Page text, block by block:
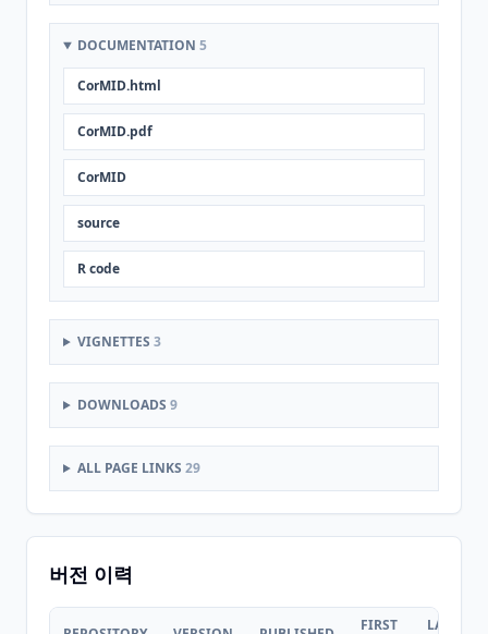
DOCUMENTATION 5
CorMID.html
CorMID.pdf
CorMID
source
R code
VIGNETTES 3
DOWNLOADS 9
ALL PAGE LINKS 29
버전 이력
FIRST
LAST